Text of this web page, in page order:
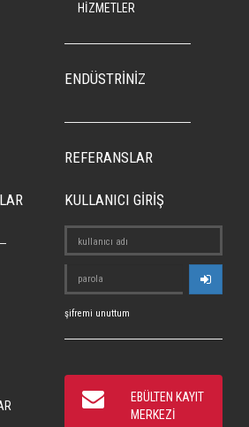
HİZMETLER
ENDÜSTRİNİZ
REFERANSLAR
KULLANICI GİRİŞ
şifremi unuttum
EBÜLTEN KAYIT
MERKEZİ